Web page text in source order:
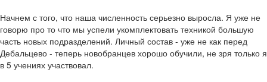
Начнем с того, что наша численность серьезно выросла. Я уже не
говорю про то что мы успели укомплектовать техникой большую
часть новых подразделений. Личный состав - уже не как перед
Дебальцево - теперь новобранцев хорошо обучили, не зря только я
в 5 учениях участвовал.